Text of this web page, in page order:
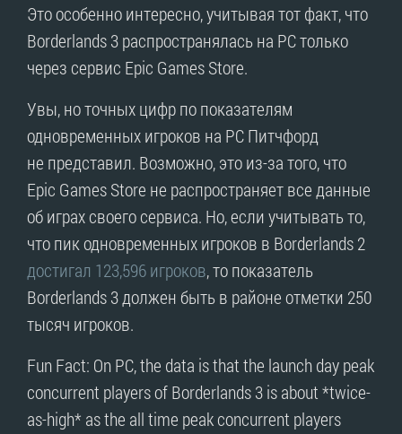
Это особенно интересно, учитывая тот факт, что
Borderlands 3 распространялась на PC только
через сервис Epic Games Store.
Увы, но точных цифр по показателям
одновременных игроков на PC Питчфорд
не представил. Возможно, это из-за того, что
Epic Games Store не распространяет все данные
об играх своего сервиса. Но, если учитывать то,
что пик одновременных игроков в Borderlands 2
достигал 123,596 игроков, то показатель
Borderlands 3 должен быть в районе отметки 250
тысяч игроков.
Fun Fact: On PC, the data is that the launch day peak
concurrent players of Borderlands 3 is about *twice-
as-high* as the all time peak concurrent players